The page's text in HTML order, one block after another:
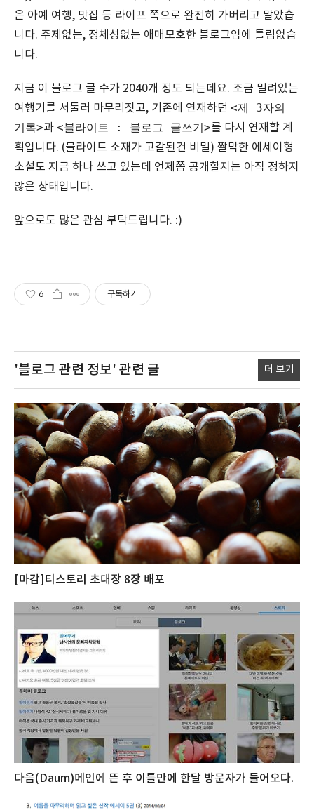
은 아예 여행, 맛집 등 라이프 쪽으로 완전히 가버리고 말았습
니다. 주제없는, 정체성없는 애매모호한 블로그임에 틀림없습
니다.
지금 이 블로그 글 수가 2040개 정도 되는데요. 조금 밀려있는
여행기를 서둘러 마무리짓고, 기존에 연재하던 <제 3자의
기록>과 <블라이트 : 블로그 글쓰기>를 다시 연재할 계
획입니다. (블라이트 소재가 고갈된건 비밀) 짤막한 에세이형
소설도 지금 하나 쓰고 있는데 언제쯤 공개할지는 아직 정하지
않은 상태입니다.
앞으로도 많은 관심 부탁드립니다. :)
6 구독하기
'블로그 관련 정보' 관련 글 더 보기
[마감]티스토리 초대장 8장 배포
다음(Daum)메인에 뜬 후 이틀만에 한달 방문자가 들어오다.